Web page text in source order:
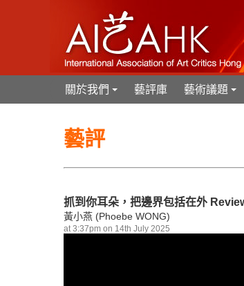
+
關於我們 藝評庫
+
藝術議題
藝評
抓到你耳朵，把邊界包括在外
黃小燕 (Phoebe WONG)
at 3:37pm on 14th July 2025